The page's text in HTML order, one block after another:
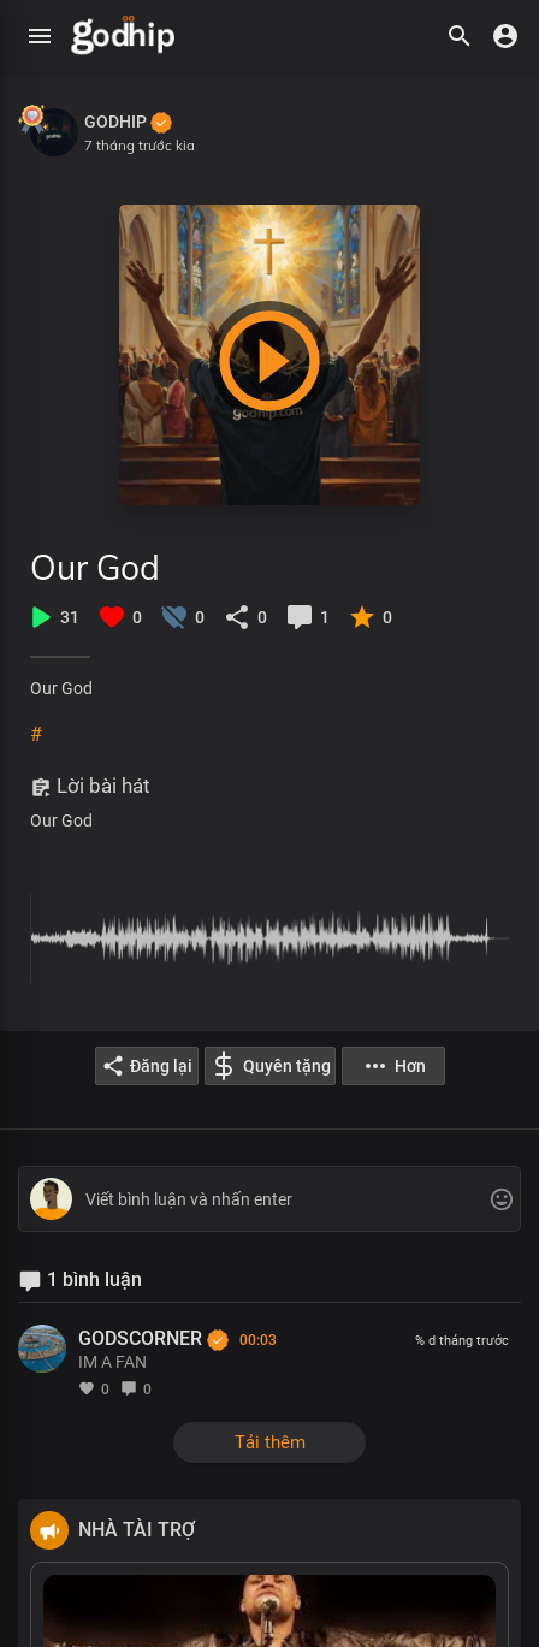
GODHIP
7 tháng trước kia
Our God
31 0 0 0 1 0
Our God
#
Lời bài hát
Our God
Đăng lại Quyên tặng Hơn
1 bình luận
GODSCORNER 00:03
IM A FAN
0 0
% d tháng trước
Tải thêm
NHÀ TÀI TRỢ